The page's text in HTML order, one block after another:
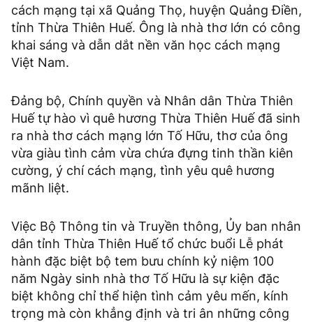
cách mạng tại xã Quảng Thọ, huyện Quảng Điền,
tỉnh Thừa Thiên Huế. Ông là nhà thơ lớn có công
khai sáng và dẫn dắt nền văn học cách mạng
Việt Nam.
Đảng bộ, Chính quyền và Nhân dân Thừa Thiên
Huế tự hào vì quê hương Thừa Thiên Huế đã sinh
ra nhà thơ cách mạng lớn Tố Hữu, thơ của ông
vừa giàu tình cảm vừa chứa đựng tinh thần kiên
cường, ý chí cách mạng, tình yêu quê hương
mãnh liệt.
Việc Bộ Thông tin và Truyền thông, Ủy ban nhân
dân tỉnh Thừa Thiên Huế tổ chức buổi Lễ phát
hành đặc biệt bộ tem bưu chính kỷ niệm 100
năm Ngày sinh nhà thơ Tố Hữu là sự kiện đặc
biệt không chỉ thể hiện tình cảm yêu mến, kính
trọng mà còn khẳng định và tri ân những công